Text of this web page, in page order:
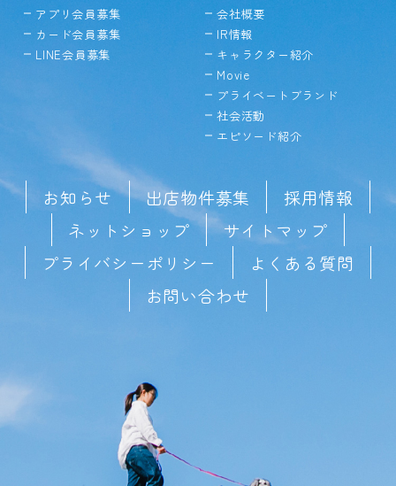
アプリ会員募集
カード会員募集
LINE会員募集
会社概要
IR情報
キャラクター紹介
Movie
プライベートブランド
社会活動
エピソード紹介
お知らせ 出店物件募集
採用情報
ネットショップ
サイトマップ
プライバシーポリシー
よくある質問
お問い合わせ